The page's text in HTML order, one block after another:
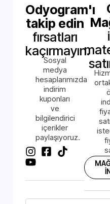
Odyogram'ı
takip edin
fırsatları
kaçırmayın.
Sosyal
medya
hesaplarımızda
indirim
kuponları
ve
bilgilendirici
içerikler
paylaşıyoruz.